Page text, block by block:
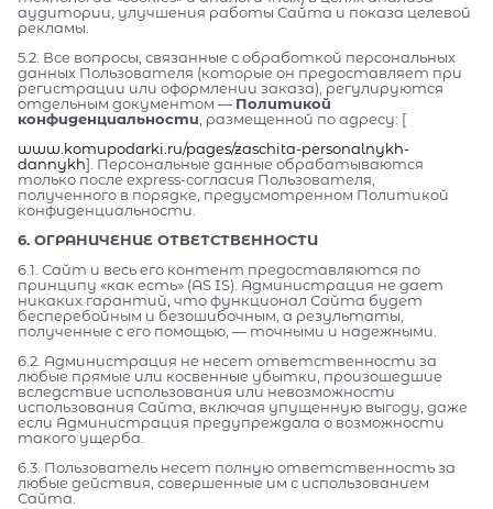
аудитории, улучшения работы Сайта и показа целевой
рекламы.
5.2. Все вопросы, связанные с обработкой персональных
данных Пользователя (которые он предоставляет при
регистрации или оформлении заказа), регулируются
отдельным документом — Политикой
конфиденциальности, размещенной по адресу: [
www.komupodarki.ru/pages/zaschita-personalnykh-
dannykh]. Персональные данные обрабатываются
только после express-согласия Пользователя,
полученного в порядке, предусмотренном Политикой
конфиденциальности.
6. ОГРАНИЧЕНИЕ ОТВЕТСТВЕННОСТИ
6.1. Сайт и весь его контент предоставляются по
принципу «как есть» (AS IS). Администрация не дает
никаких гарантий, что функционал Сайта будет
бесперебойным и безошибочным, а результаты,
полученные с его помощью, — точными и надежными.
6.2. Администрация не несет ответственности за
любые прямые или косвенные убытки, произошедшие
вследствие использования или невозможности
использования Сайта, включая упущенную выгоду, даже
если Администрация предупреждала о возможности
такого ущерба.
6.3. Пользователь несет полную ответственность за
любые действия, совершенные им с использованием
Сайта.